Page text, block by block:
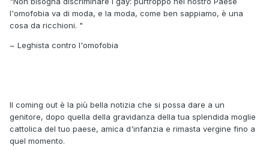
l'omofobia va di moda, e la moda, come ben sappiamo, è una
cosa da ricchioni. "
~ Leghista contro l'omofobia
Il coming out è la più bella notizia che si possa dare a un
genitore, dopo quella della gravidanza della tua splendida moglie
cattolica del tuo paese, amica d'infanzia e rimasta vergine fino a
quel momento.